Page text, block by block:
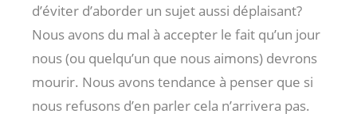
d’éviter d’aborder un sujet aussi déplaisant?
Nous avons du mal à accepter le fait qu’un jour
nous (ou quelqu’un que nous aimons) devrons
mourir. Nous avons tendance à penser que si
nous refusons d’en parler cela n’arrivera pas.